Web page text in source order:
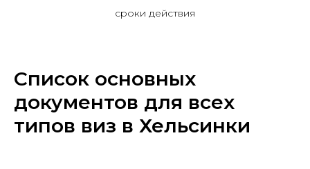
сроки действия
Список основных
документов для всех
типов виз в Хельсинки